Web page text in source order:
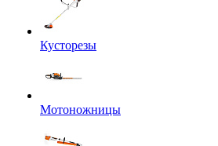
Кусторезы
Мотоножницы